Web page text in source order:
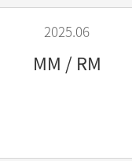
2025.06
MM / RM